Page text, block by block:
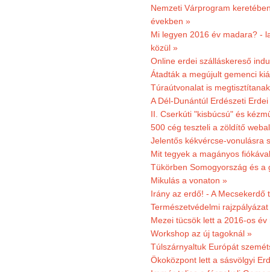
Nemzeti Várprogram
években »
Mi legyen 2016 év madara? -
közül »
Online erdei szálláskereső
Átadták a megújult gemenci
Túraútvonalat is
A Dél-Dunántúl Erdészeti
II. Cserkúti "kisbúcsú" és
500 cég teszteli a zöldítő
Jelentős kékvércse-vonulásra
Mit tegyek a magányos
Tükörben Somogyország és a
Mikulás a vonaton »
Irány az erdő! - A
Természetvédelmi
Mezei tücsök lett a 2016-os év
Workshop az új tagoknál »
Túlszárnyaltuk Európát
Ökoközpont lett a sásvölgyi